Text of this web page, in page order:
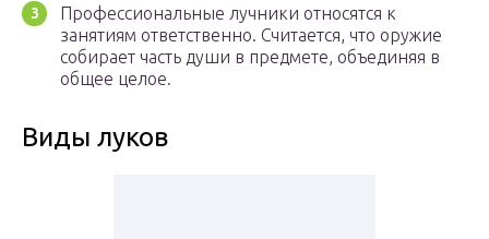
Профессиональные лучники относятся к
занятиям ответственно. Считается, что оружие
собирает часть души в предмете, объединяя в
общее целое.
Виды луков